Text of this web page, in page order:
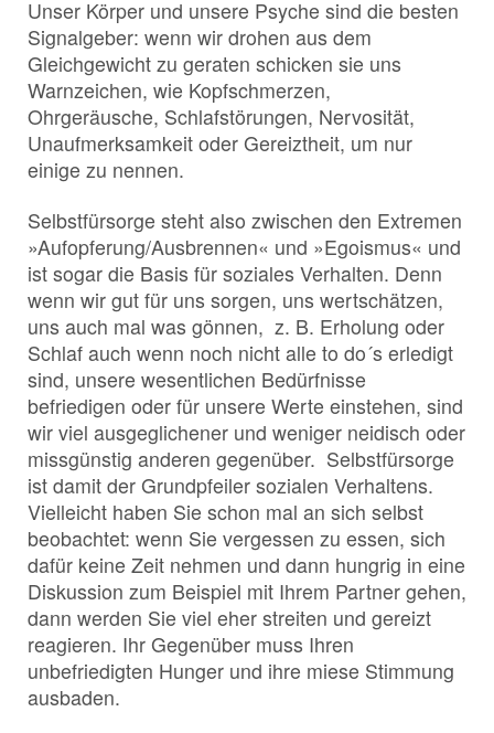
Unser Körper und unsere Psyche sind die besten
Signalgeber: wenn wir drohen aus dem
Gleichgewicht zu geraten schicken sie uns
Warnzeichen, wie Kopfschmerzen,
Ohrgeräusche, Schlafstörungen, Nervosität,
Unaufmerksamkeit oder Gereiztheit, um nur
einige zu nennen.
Selbstfürsorge steht also zwischen den Extremen
»Aufopferung/Ausbrennen« und »Egoismus« und
ist sogar die Basis für soziales Verhalten. Denn
wenn wir gut für uns sorgen, uns wertschätzen,
uns auch mal was gönnen, z. B. Erholung oder
Schlaf auch wenn noch nicht alle to do´s erledigt
sind, unsere wesentlichen Bedürfnisse
befriedigen oder für unsere Werte einstehen, sind
wir viel ausgeglichener und weniger neidisch oder
missgünstig anderen gegenüber. Selbstfürsorge
ist damit der Grundpfeiler sozialen Verhaltens.
Vielleicht haben Sie schon mal an sich selbst
beobachtet: wenn Sie vergessen zu essen, sich
dafür keine Zeit nehmen und dann hungrig in eine
Diskussion zum Beispiel mit Ihrem Partner gehen,
dann werden Sie viel eher streiten und gereizt
reagieren. Ihr Gegenüber muss Ihren
unbefriedigten Hunger und ihre miese Stimmung
ausbaden.